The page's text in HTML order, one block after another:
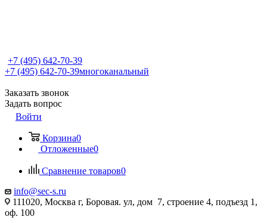
+7 (495) 642-70-39
+7 (495) 642-70-39многоканальный
Заказать звонок
Задать вопрос
Войти
Корзина0
Отложенные0
Сравнение товаров0
info@sec-s.ru
111020, Москва г, Боровая. ул, дом 7, строение 4, подъезд 1,
оф. 100